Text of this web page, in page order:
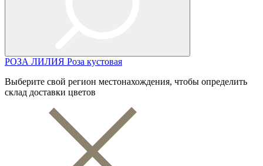
РОЗА ЛИЛИЯ Роза кустовая
Выберите свой регион местонахождения, чтобы определить
склад доставки цветов